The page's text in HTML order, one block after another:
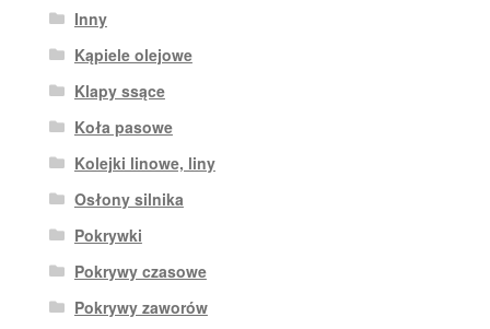
Inny
Kąpiele olejowe
Klapy ssące
Koła pasowe
Kolejki linowe, liny
Osłony silnika
Pokrywki
Pokrywy czasowe
Pokrywy zaworów